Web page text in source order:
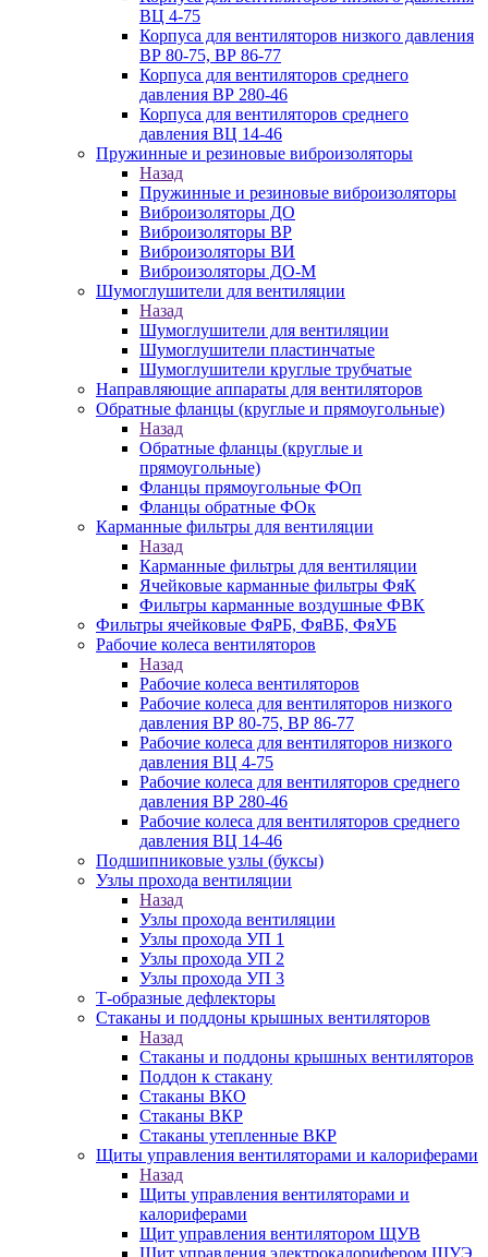
ВЦ 4-75
Корпуса для вентиляторов низкого давления
ВР 80-75, ВР 86-77
Корпуса для вентиляторов среднего
давления ВР 280-46
Корпуса для вентиляторов среднего
давления ВЦ 14-46
Пружинные и резиновые виброизоляторы
Назад
Пружинные и резиновые виброизоляторы
Виброизоляторы ДО
Виброизоляторы ВР
Виброизоляторы ВИ
Виброизоляторы ДО-М
Шумоглушители для вентиляции
Назад
Шумоглушители для вентиляции
Шумоглушители пластинчатые
Шумоглушители круглые трубчатые
Направляющие аппараты для вентиляторов
Обратные фланцы (круглые и прямоугольные)
Назад
Обратные фланцы (круглые и
прямоугольные)
Фланцы прямоугольные ФОп
Фланцы обратные ФОк
Карманные фильтры для вентиляции
Назад
Карманные фильтры для вентиляции
Ячейковые карманные фильтры ФяК
Фильтры карманные воздушные ФВК
Фильтры ячейковые ФяРБ, ФяВБ, ФяУБ
Рабочие колеса вентиляторов
Назад
Рабочие колеса вентиляторов
Рабочие колеса для вентиляторов низкого
давления ВР 80-75, ВР 86-77
Рабочие колеса для вентиляторов низкого
давления ВЦ 4-75
Рабочие колеса для вентиляторов среднего
давления ВР 280-46
Рабочие колеса для вентиляторов среднего
давления ВЦ 14-46
Подшипниковые узлы (буксы)
Узлы прохода вентиляции
Назад
Узлы прохода вентиляции
Узлы прохода УП 1
Узлы прохода УП 2
Узлы прохода УП 3
Т-образные дефлекторы
Стаканы и поддоны крышных вентиляторов
Назад
Стаканы и поддоны крышных вентиляторов
Поддон к стакану
Стаканы ВКО
Стаканы ВКР
Стаканы утепленные ВКР
Щиты управления вентиляторами и калориферами
Назад
Щиты управления вентиляторами и
калориферами
Щит управления вентилятором ЩУВ
Щит управления электрокалорифером ЩУЭ